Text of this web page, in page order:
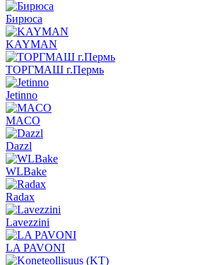
Бирюса
KAYMAN
ТОРГМАШ г.Пермь
Jetinno
MACO
Dazzl
WLBake
Radax
Lavezzini
LA PAVONI